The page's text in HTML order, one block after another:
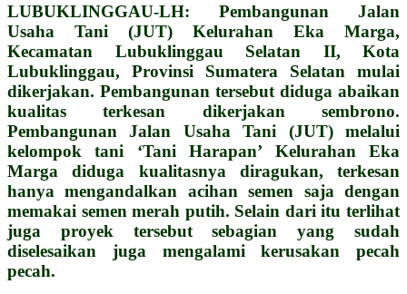
LUBUKLINGGAU-LH: Pembangunan Jalan
Usaha Tani (JUT) Kelurahan Eka Marga,
Kecamatan Lubuklinggau Selatan II, Kota
Lubuklinggau, Provinsi Sumatera Selatan mulai
dikerjakan. Pembangunan tersebut diduga abaikan
kualitas terkesan dikerjakan sembrono.
Pembangunan Jalan Usaha Tani (JUT) melalui
kelompok tani ‘Tani Harapan’ Kelurahan Eka
Marga diduga kualitasnya diragukan, terkesan
hanya mengandalkan acihan semen saja dengan
memakai semen merah putih. Selain dari itu terlihat
juga proyek tersebut sebagian yang sudah
diselesaikan juga mengalami kerusakan pecah
pecah.